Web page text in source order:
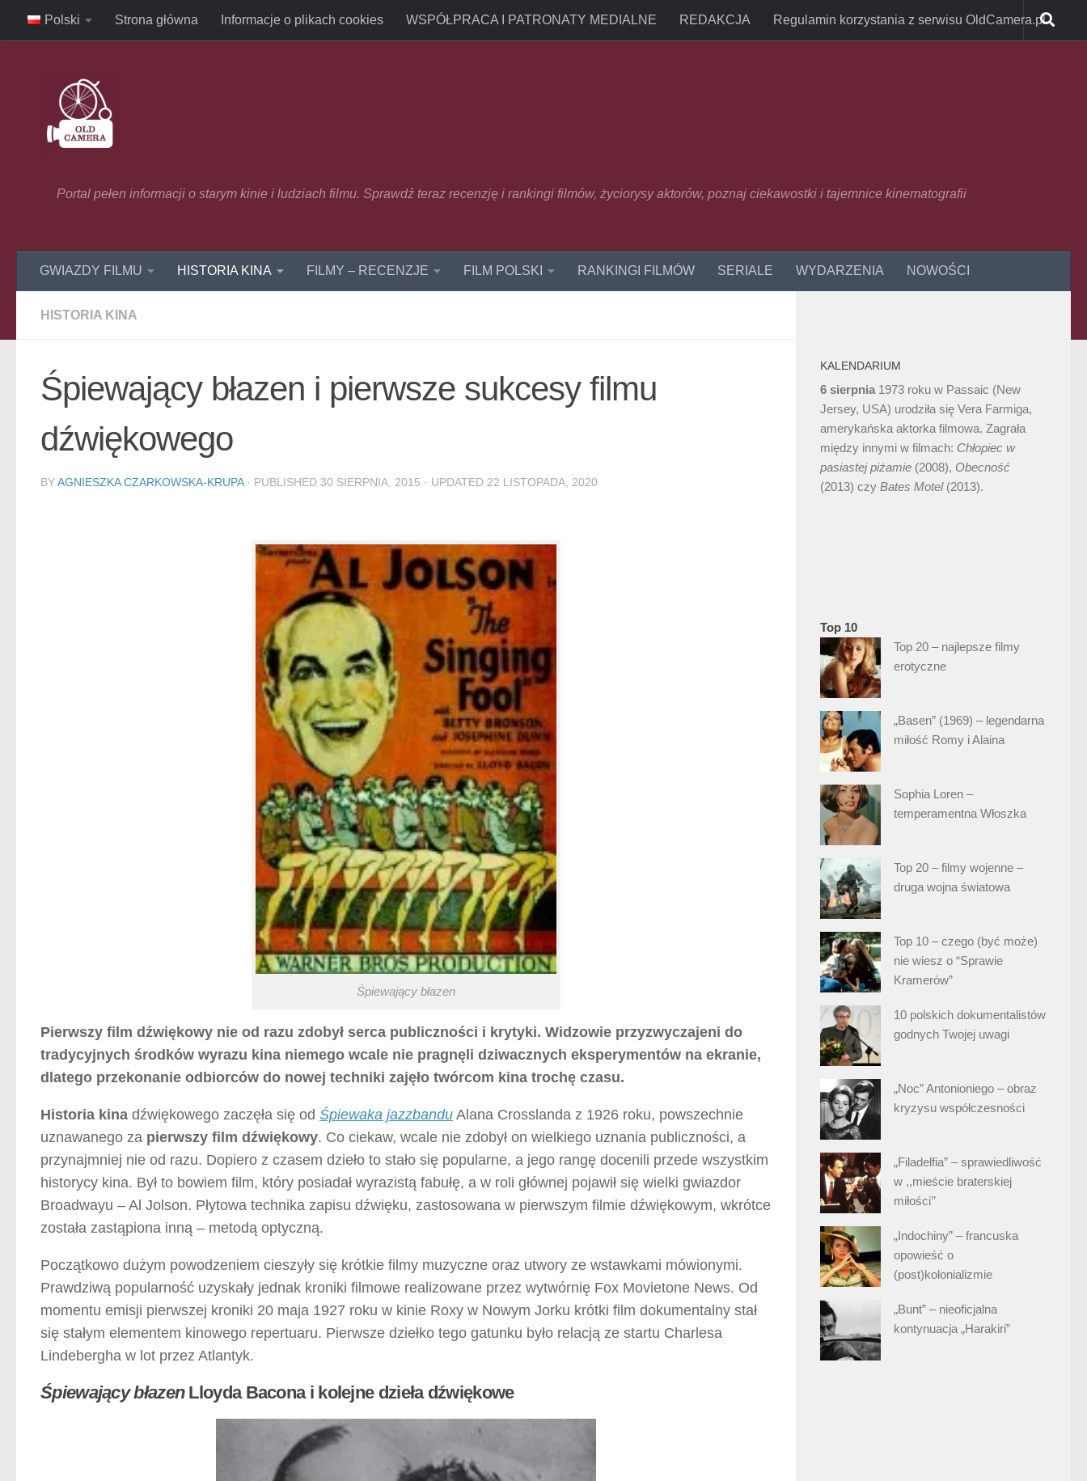
Skip to content
Polski Strona główna Informacje o plikach cookies WSPÓŁPRACA I PATRONATY MEDIALNE REDAKCJA Regulamin korzystania z serwisu OldCamera.pl
Portal pełen informacji o starym kinie i ludziach filmu. Sprawdź teraz recenzję i rankingi filmów, życiorysy aktorów, poznaj ciekawostki i tajemnice kinematografii
GWIAZDY FILMU HISTORIA KINA FILMY – RECENZJE FILM POLSKI RANKINGI FILMÓW SERIALE WYDARZENIA NOWOŚCI
HISTORIA KINA
Śpiewający błazen i pierwsze sukcesy filmu
dźwiękowego
BYAGNIESZKA CZARKOWSKA-KRUPA · PUBLISHED 30 SIERPNIA, 2015 · UPDATED 22 LISTOPADA, 2020
Śpiewający błazen
Pierwszy film dźwiękowy nie od razu zdobył serca publiczności i krytyki. Widzowie przyzwyczajeni do
tradycyjnych środków wyrazu kina niemego wcale nie pragnęli dziwacznych eksperymentów na ekranie,
dlatego przekonanie odbiorców do nowej techniki zajęło twórcom kina trochę czasu.
Historia kina dźwiękowego zaczęła się od Śpiewaka jazzbandu Alana Crosslanda z 1926 roku, powszechnie
uznawanego za pierwszy film dźwiękowy. Co ciekaw, wcale nie zdobył on wielkiego uznania publiczności, a
przynajmniej nie od razu. Dopiero z czasem dzieło to stało się popularne, a jego rangę docenili przede wszystkim
historycy kina. Był to bowiem film, który posiadał wyrazistą fabułę, a w roli głównej pojawił się wielki gwiazdor
Broadwayu – Al Jolson. Płytowa technika zapisu dźwięku, zastosowana w pierwszym filmie dźwiękowym, wkrótce
została zastąpiona inną – metodą optyczną.
Początkowo dużym powodzeniem cieszyły się krótkie filmy muzyczne oraz utwory ze wstawkami mówionymi.
Prawdziwą popularność uzyskały jednak kroniki filmowe realizowane przez wytwórnię Fox Movietone News. Od
momentu emisji pierwszej kroniki 20 maja 1927 roku w kinie Roxy w Nowym Jorku krótki film dokumentalny stał
się stałym elementem kinowego repertuaru. Pierwsze dziełko tego gatunku było relacją ze startu Charlesa
Lindebergha w lot przez Atlantyk.
Śpiewający błazenLloyda Bacona i kolejne dzieła dźwiękowe
KALENDARIUM
6 sierpnia 1973 roku w Passaic (New
Jersey, USA) urodziła się Vera Farmiga,
amerykańska aktorka filmowa. Zagrała
między innymi w filmach: Chłopiec w
pasiastej piżamie (2008), Obecność
(2013) czy Bates Motel(2013).
Top 10
Top 20 – najlepsze filmy
erotyczne
„Basen” (1969) – legendarna
miłość Romy i Alaina
Sophia Loren –
temperamentna Włoszka
Top 20 – filmy wojenne –
druga wojna światowa
Top 10 – czego (być może)
nie wiesz o “Sprawie
Kramerów”
10 polskich dokumentalistów
godnych Twojej uwagi
„Noc” Antonioniego – obraz
kryzysu współczesności
„Filadelfia” – sprawiedliwość
w ,,mieście braterskiej
miłości’’
„Indochiny” – francuska
opowieść o
(post)kolonializmie
„Bunt” – nieoficjalna
kontynuacja „Harakiri”